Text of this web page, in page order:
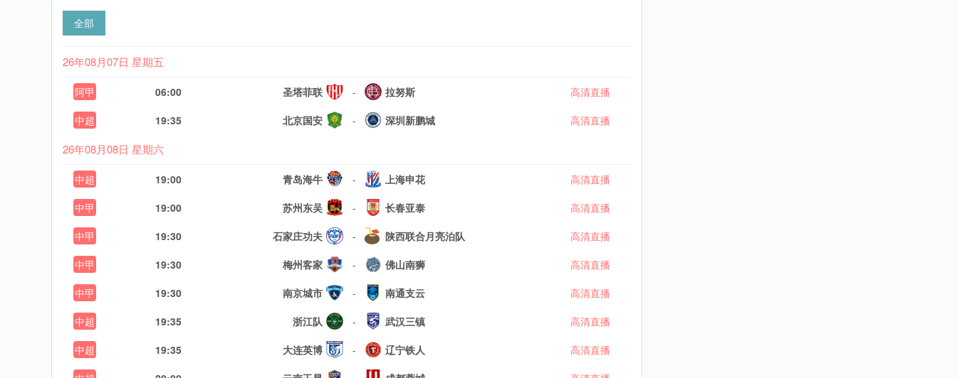
全部
26年08月07日 星期五
阿甲 06:00 圣塔菲联 - 拉努斯
高清直播
中超
19:35 北京国安 - 深圳新鹏城 高清直播
26年08月08日 星期六
中超 19:00 青岛海牛 - 上海申花
高清直播
中甲
19:00 苏州东吴 - 长春亚泰
高清直播
中甲
19:30 石家庄功夫 - 陕西联合月亮泊队
高清直播
中甲
19:30 梅州客家 - 佛山南狮
高清直播
中甲
19:30 南京城市 - 南通支云
高清直播
中超
19:35 浙江队 - 武汉三镇
高清直播
中超
19:35 大连英博 - 辽宁铁人
高清直播